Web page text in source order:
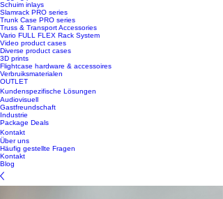
Schuim inlays
Slamrack PRO series
Trunk Case PRO series
Truss & Transport Accessories
Vario FULL FLEX Rack System
Video product cases
Diverse product cases
3D prints
Flightcase hardware & accessoires
Verbruiksmaterialen
OUTLET
Kundenspezifische Lösungen
Audiovisuell
Gastfreundschaft
Industrie
Package Deals
Kontakt
Über uns
Häufig gestellte Fragen
Kontakt
Blog